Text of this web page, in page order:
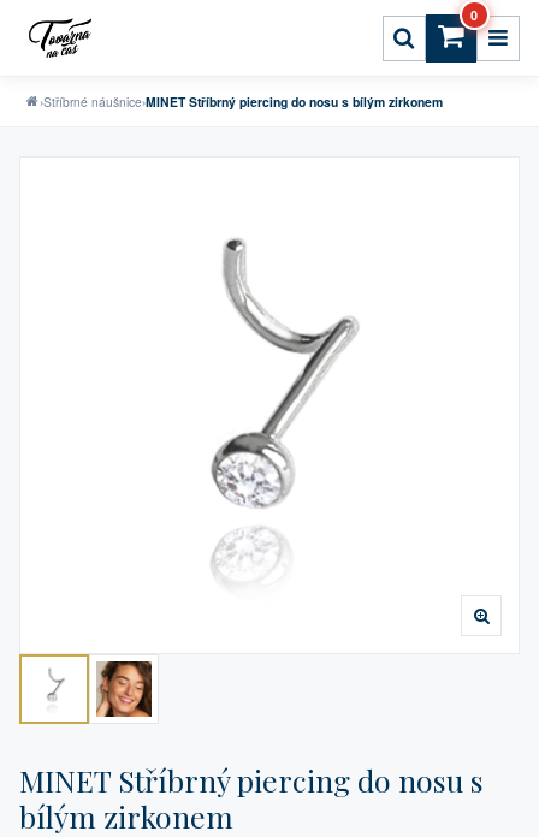
0
›Stříbrné náušnice›MINET Stříbrný piercing do nosu s bílým zirkonem
MINET Stříbrný piercing do nosu s
bílým zirkonem